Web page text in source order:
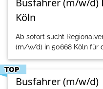
Busfahrer (m/w/d)
Köln
Ab sofort sucht
(m/w/d) in 50668 Köln für
Busfahrer (m/w/d)